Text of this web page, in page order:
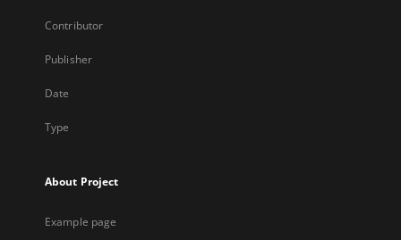
Contributor
Publisher
Date
Type
About Project
Example page